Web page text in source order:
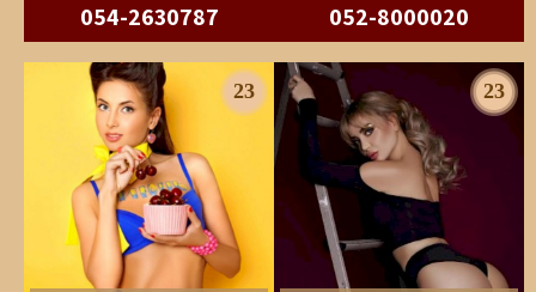
052-8000020
054-2630787
23
23